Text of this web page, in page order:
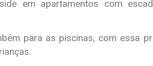
em apartamentos com
para as piscinas, com essa